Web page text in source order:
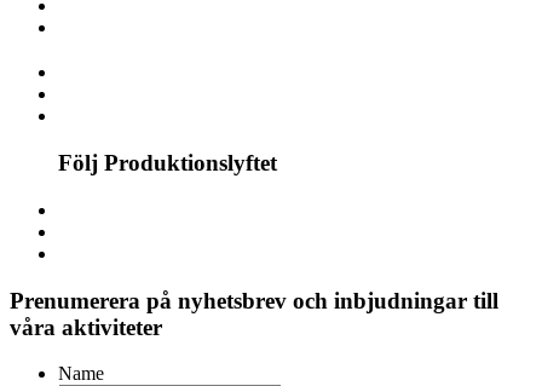
Följ Produktionslyftet
Prenumerera på nyhetsbrev och inbjudningar till
våra aktiviteter
Name